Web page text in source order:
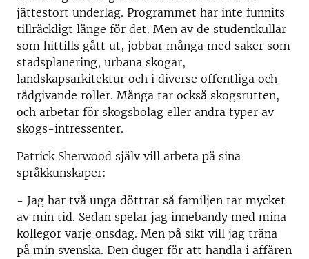
jättestort underlag. Programmet har inte funnits
tillräckligt länge för det. Men av de studentkullar
som hittills gått ut, jobbar många med saker som
stadsplanering, urbana skogar,
landskapsarkitektur och i diverse offentliga och
rådgivande roller. Många tar också skogsrutten,
och arbetar för skogsbolag eller andra typer av
skogs-intressenter.
Patrick Sherwood själv vill arbeta på sina
språkkunskaper:
- Jag har två unga döttrar så familjen tar mycket
av min tid. Sedan spelar jag innebandy med mina
kollegor varje onsdag. Men på sikt vill jag träna
på min svenska. Den duger för att handla i affären